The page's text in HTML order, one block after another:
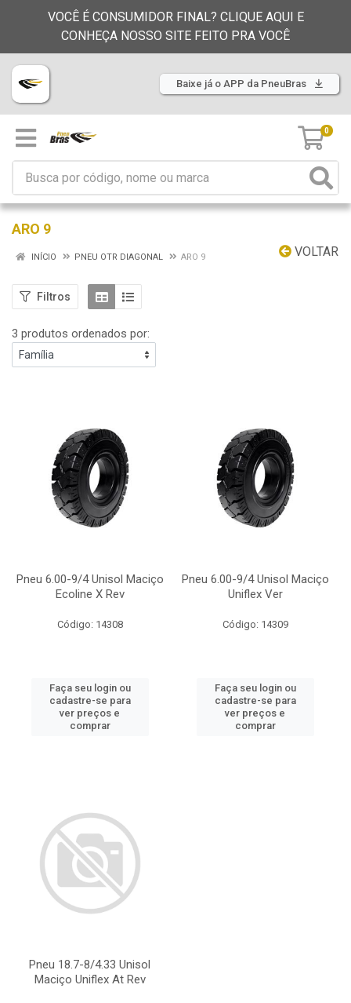
VOCÊ É CONSUMIDOR FINAL? CLIQUE AQUI E
CONHEÇA NOSSO SITE FEITO PRA VOCÊ
Baixe já o APP da PneuBras
0
ARO 9
VOLTAR
INÍCIO PNEU OTR DIAGONAL ARO 9
Filtros
3 produtos ordenados por:
Pneu 6.00-9/4 Unisol Maciço
Ecoline X Rev
Código: 14308
Faça seu login ou
cadastre-se para
ver preços e
comprar
Pneu 6.00-9/4 Unisol Maciço
Uniflex Ver
Código: 14309
Faça seu login ou
cadastre-se para
ver preços e
comprar
Pneu 18.7-8/4.33 Unisol
Maciço Uniflex At Rev